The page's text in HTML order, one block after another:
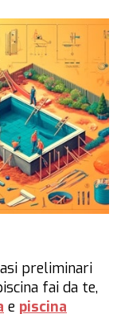
preliminari
fai da te,
e piscina